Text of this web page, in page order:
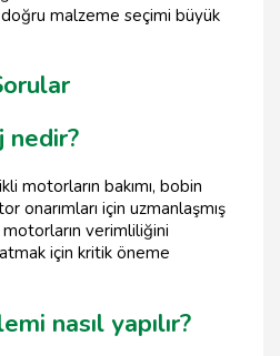
doğru malzeme seçimi büyük
nedir?
motorların bakımı, bobin
onarımları için uzmanlaşmış
verimliliğini
için kritik öneme
nasıl yapılır?